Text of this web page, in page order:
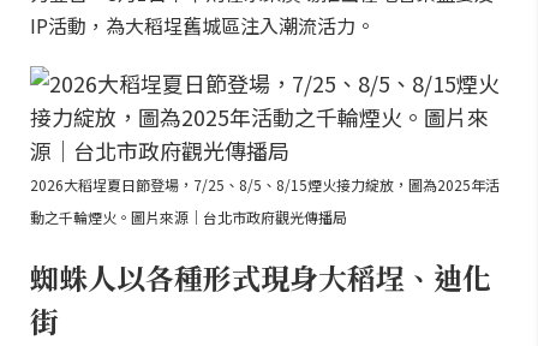
IP活動，為大稻埕舊城區注入潮流活力。
2026大稻埕夏日節登場，7/25、8/5、8/15煙火接力綻放，圖為2025年活
動之千輪煙火。圖片來源｜台北市政府觀光傳播局
蜘蛛人以各種形式現身大稻埕、迪化
街